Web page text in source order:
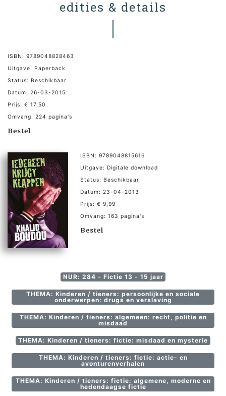
edities & details
ISBN: 9789048828463
Uitgave: Paperback
Status: Beschikbaar
Datum: 26-03-2015
Prijs: € 17,50
Omvang: 224 pagina's
Bestel
ISBN: 9789048815616
Uitgave: Digitale download
Status: Beschikbaar
Datum: 23-04-2013
Prijs: € 9,99
Omvang: 163 pagina's
Bestel
NUR: 284 - Fictie 13 - 15 jaar
THEMA: Kinderen / tieners: persoonlijke en sociale
onderwerpen: drugs en verslaving
THEMA: Kinderen / tieners: algemeen: recht, politie en
misdaad
THEMA: Kinderen / tieners: fictie: misdaad en mysterie
THEMA: Kinderen / tieners: fictie: actie- en
avonturenverhalen
THEMA: Kinderen / tieners: fictie: algemene, moderne en
hedendaagse fictie